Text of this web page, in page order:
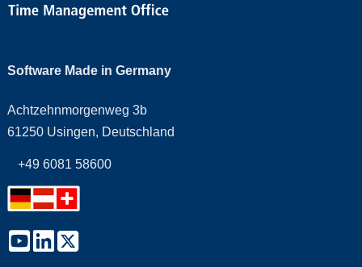
Software Made in Germany
Achtzehnmorgenweg 3b
61250 Usingen, Deutschland
+49 6081 58600